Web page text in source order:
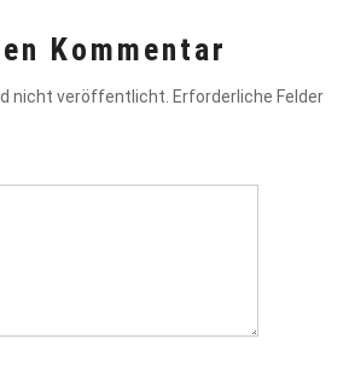
Kommentar
nicht veröffentlicht. Erforderliche Felder